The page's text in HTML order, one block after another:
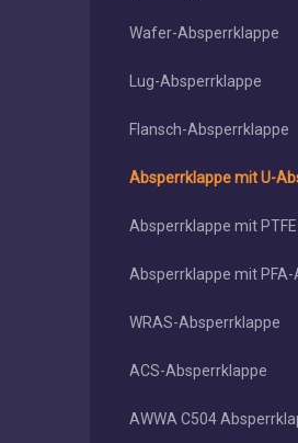
Wafer-Absperrklappe
Lug-Absperrklappe
Flansch-Absperrklappe
Absperrklappe mit U-
Absperrklappe mit
Absperrklappe mit
WRAS-Absperrklappe
ACS-Absperrklappe
AWWA C504